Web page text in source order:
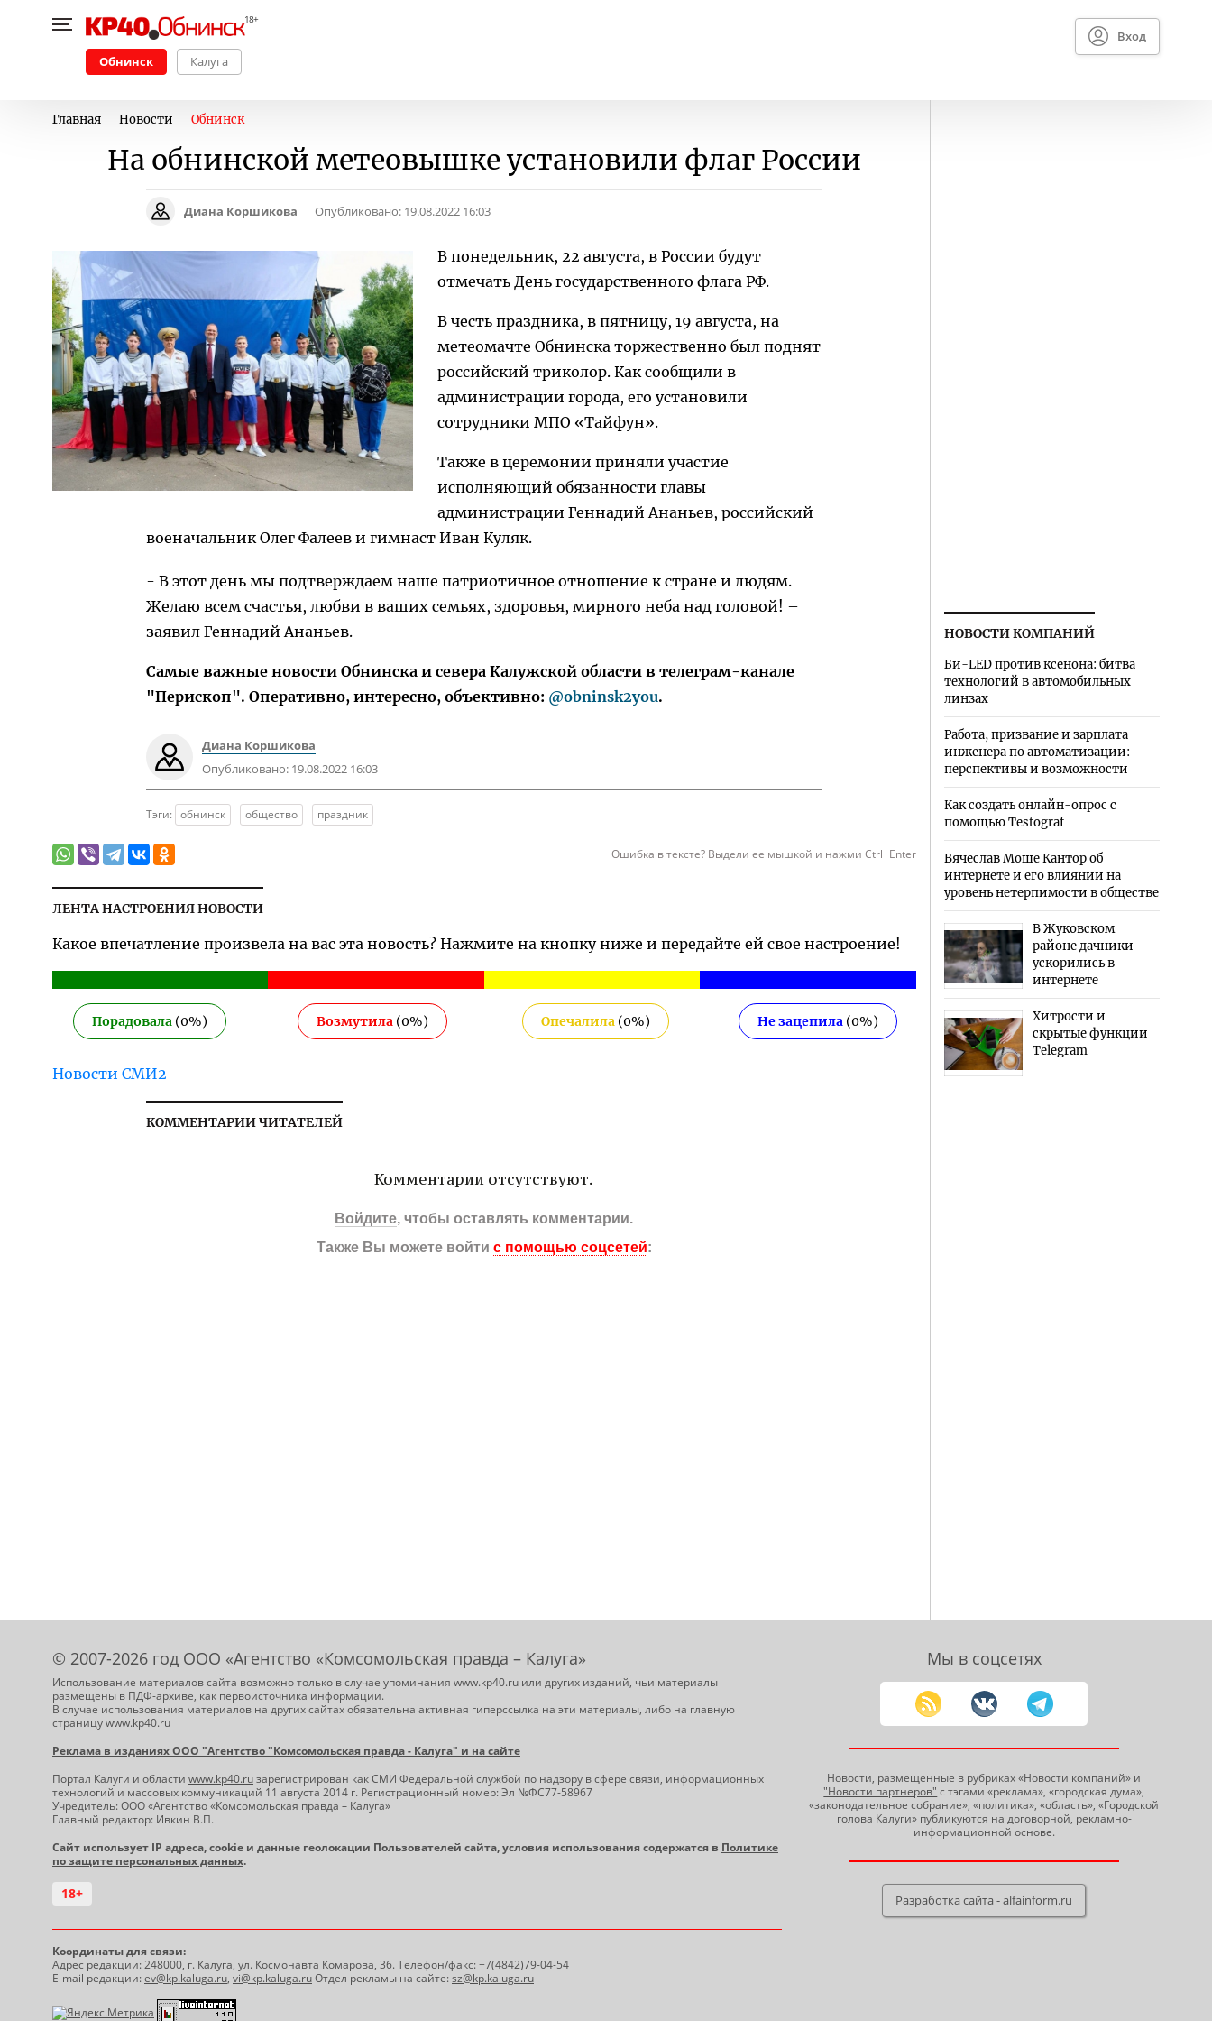
Обнинск Калуга
Вход
Главная Новости Обнинск
На обнинской метеовышке установили флаг России
Диана Коршикова Опубликовано: 19.08.2022 16:03
В понедельник, 22 августа, в России будут
отмечать День государственного флага РФ.
В честь праздника, в пятницу, 19 августа, на
метеомачте Обнинска торжественно был поднят
российский триколор. Как сообщили в
администрации города, его установили
сотрудники МПО «Тайфун».
Также в церемонии приняли участие
исполняющий обязанности главы
администрации Геннадий Ананьев, российский
военачальник Олег Фалеев и гимнаст Иван Куляк.
- В этот день мы подтверждаем наше патриотичное отношение к стране и людям.
Желаю всем счастья, любви в ваших семьях, здоровья, мирного неба над головой! –
заявил Геннадий Ананьев.
Самые важные новости Обнинска и севера Калужской области в телеграм-канале
"Перископ". Оперативно, интересно, объективно: @obninsk2you.
Диана Коршикова
Опубликовано: 19.08.2022 16:03
Тэги: обнинск общество праздник
Ошибка в тексте? Выдели ее мышкой и нажми Ctrl+Enter
ЛЕНТА НАСТРОЕНИЯ НОВОСТИ
Какое впечатление произвела на вас эта новость? Нажмите на кнопку ниже и передайте ей свое настроение!
Порадовала (0%) Возмутила (0%) Опечалила(0%) Не зацепила (0%)
Новости СМИ2
КОММЕНТАРИИ ЧИТАТЕЛЕЙ
Комментарии отсутствуют.
Войдите, чтобы оставлять комментарии.
Также Вы можете войти с помощью соцсетей:
НОВОСТИ КОМПАНИЙ
Би-LED против ксенона: битва
технологий в автомобильных
линзах
Работа, призвание и зарплата
инженера по автоматизации:
перспективы и возможности
Как создать онлайн-опрос с
помощью Testograf
Вячеслав Моше Кантор об
интернете и его влиянии на
уровень нетерпимости в обществе
В Жуковском
районе дачники
ускорились в
интернете
Хитрости и
скрытые функции
Telegram
© 2007-2026 год ООО «Агентство «Комсомольская правда – Калуга»
Использование материалов сайта возможно только в случае упоминания www.kp40.ru или других изданий, чьи материалы
размещены в ПДФ-архиве, как первоисточника информации.
В случае использования материалов на других сайтах обязательна активная гиперссылка на эти материалы, либо на главную
страницу www.kp40.ru
Реклама в изданиях ООО "Агентство "Комсомольская правда - Калуга" и на сайте
Портал Калуги и области www.kp40.ruзарегистрирован как СМИ Федеральной службой по надзору в сфере связи, информационных
технологий и массовых коммуникаций 11 августа 2014 г. Регистрационный номер: Эл №ФС77-58967
Учредитель: ООО «Агентство «Комсомольская правда – Калуга»
Главный редактор: Ивкин В.П.
Сайт использует IP адреса, cookie и данные геолокации Пользователей сайта, условия использования содержатся в Политике
по защите персональных данных.
18+
Координаты для связи:
Адрес редакции: 248000, г. Калуга, ул. Космонавта Комарова, 36. Телефон/факс: +7(4842)79-04-54
E-mail редакции:ev@kp.kaluga.ru, vi@kp.kaluga.ruОтдел рекламы на сайте:sz@kp.kaluga.ru
Мы в соцсетях
Новости, размещенные в рубриках «Новости компаний» и
"Новости партнеров" с тэгами «реклама», «городская дума»,
«законодательное собрание», «политика», «область», «Городской
голова Калуги» публикуются на договорной, рекламно-
информационной основе.
Разработка сайта - alfainform.ru